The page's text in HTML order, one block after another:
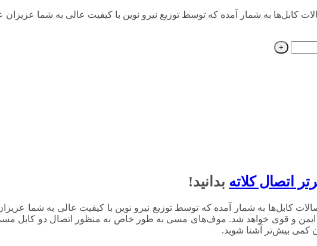
دیگر از اتصالات کابل‌ها به شمار آمده که توسط توزیع نیرو نوین با کیفیت عالی به شما
اتصال کلاته بدانید!
دیگر از اتصالات کابل‌ها به شمار آمده که توسط توزیع نیرو نوین با کیفیت عالی به
و قوی خواهد شد. موف‌های مسی به طور خاص به منظور اتصال دو کابل مسی
کمی بیش‌تر آشنا شوید.